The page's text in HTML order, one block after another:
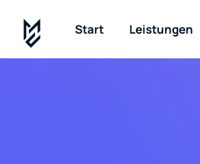
Start Leistungen